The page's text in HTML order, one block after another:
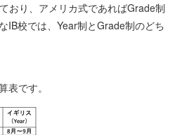
おり、アメリカ式であればGrade制
IB校では、Year制とGrade制のどち
表です。